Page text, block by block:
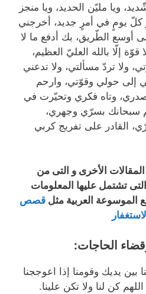
ويا مليّن الحديد، ويا منجز
كلّ يومٍ في أمرٍ جديد، أخرجني
أوسع الطّريق، بك أدفع ما لا
إلّا بالله العليّ العظيم،
ولا تردّ مسألتي، ولا تدعني
إلى حولي وقوّتي، وارحم
وتاه فكري وتحيّرت في
سبحانك بسرّي وجهري،
القادر على تفريج كربي
الأخرى و التى من
تشتمل عليها المعلومات
الموسوعة العربية مثل قصص
الحاجات:
بين يديك وقومنا إذا اعوججنا
اللهم كن لنا ولا تكن علينا.